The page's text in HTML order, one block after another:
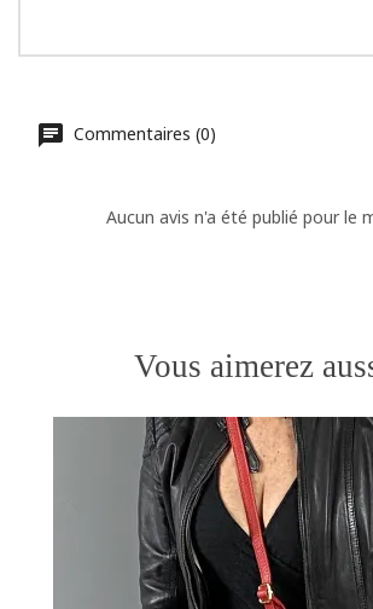
Commentaires (0)
Aucun avis n'a été publié pour le
Vous aimerez